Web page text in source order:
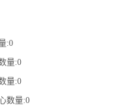
:0
量:0
量:0
数量:0